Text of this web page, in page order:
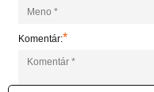
Komentár:*